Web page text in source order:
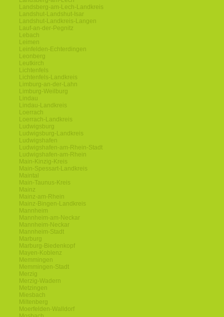
Landsberg-am-Lech-Landkreis
Landshut-Landshut-Isar
Landshut-Landkreis-Langen
Lauf-an-der-Pegnitz
Lebach
Leimen
Leinfelden-Echterdingen
Leonberg
Leutkirch
Lichtenfels
Lichtenfels-Landkreis
Limburg-an-der-Lahn
Limburg-Weilburg
Lindau
Lindau-Landkreis
Loerrach
Loerrach-Landkreis
Ludwigsburg
Ludwigsburg-Landkreis
Ludwigshafen
Ludwigshafen-am-Rhein-Stadt
Ludwigshafen-am-Rhein
Main-Kinzig-Kreis
Main-Spessart-Landkreis
Maintal
Main-Taunus-Kreis
Mainz
Mainz-am-Rhein
Mainz-Bingen-Landkreis
Mannheim
Mannheim-am-Neckar
Mannheim-Neckar
Mannheim-Stadt
Marburg
Marburg-Biedenkopf
Mayen-Koblenz
Memmingen
Memmingen-Stadt
Merzig
Merzig-Wadern
Metzingen
Miesbach
Miltenberg
Moerfelden-Walldorf